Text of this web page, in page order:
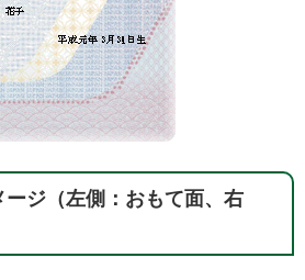
ジ（左側：おもて面、右